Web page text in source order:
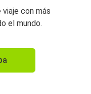
con más
el mundo.